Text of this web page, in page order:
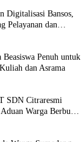
Digitalisasi Bansos,
Pelayanan dan
Penuh untuk
dan Asrama
SDN Citraresmi
Warga Berbuah